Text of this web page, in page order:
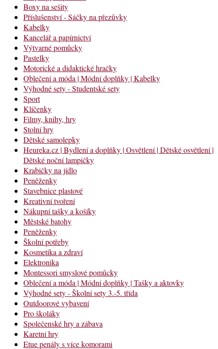
Boxy na sešity
Příslušenství - Sáčky na přezůvky
Kabelky
Kancelář a papírnictví
Výtvarné pomůcky
Pastelky
Motorické a didaktické hračky
Oblečení a móda | Módní doplňky | Kabelky
Výhodné sety - Studentské sety
Sport
Klíčenky
Filmy, knihy, hry
Stolní hry
Dětské samolepky
Heureka.cz | Bydlení a doplňky | Osvětlení | Dětské osvětlení |
Dětské noční lampičky
Krabičky na jídlo
Peněženky
Stavebnice plastové
Kreativní tvoření
Nákupní tašky a košíky
Městské batohy
Peněženky
Školní potřeby
Kosmetika a zdraví
Elektronika
Montessori smyslové pomůcky
Oblečení a móda | Módní doplňky | Tašky a aktovky
Výhodné sety - Školní sety 3.-5. třída
Outdoorové vybavení
Pro školáky
Společenské hry a zábava
Karetní hry
Etue penály s více komorami